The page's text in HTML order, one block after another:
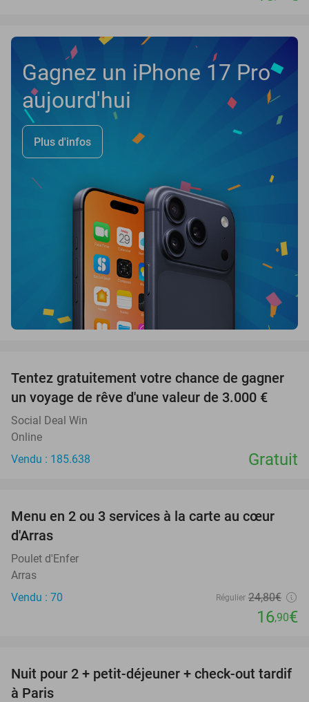
Gagnez un iPhone 17 Pro
aujourd'hui
Plus d'infos
Tentez gratuitement votre chance de gagner
un voyage de rêve d'une valeur de 3.000 €
Social Deal Win
Online
Vendu : 185.638
Gratuit
32%
Menu en 2 ou 3 services à la carte au cœur
d'Arras
Poulet d'Enfer
Arras
Vendu : 70
Régulier 24,80€
16,90€
62%
Nuit pour 2 + petit-déjeuner + check-out tardif
à Paris